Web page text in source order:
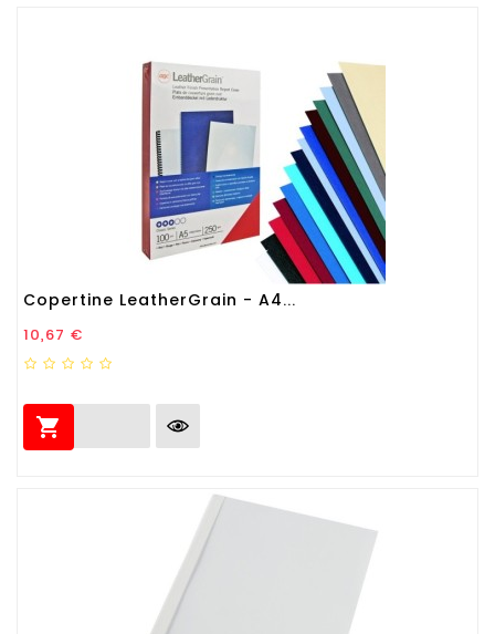
Copertine LeatherGrain - A4...
Prezzo
10,67 €
